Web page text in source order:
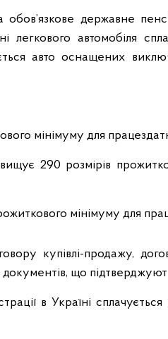
державне
автомобіля
авто оснащених
мінімуму для
290 розмірів
мінімуму для
купівлі-продажу,
що
в Україні сплачується